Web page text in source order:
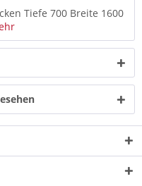
Tiefe 700 Breite 1600